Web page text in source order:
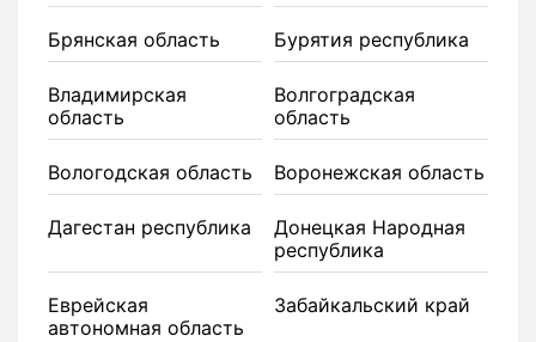
Брянская область Бурятия республика
Владимирская
область
Волгоградская
область
Вологодская область Воронежская область
Дагестан республика
Донецкая Народная
республика
Еврейская
автономная область
Забайкальский край